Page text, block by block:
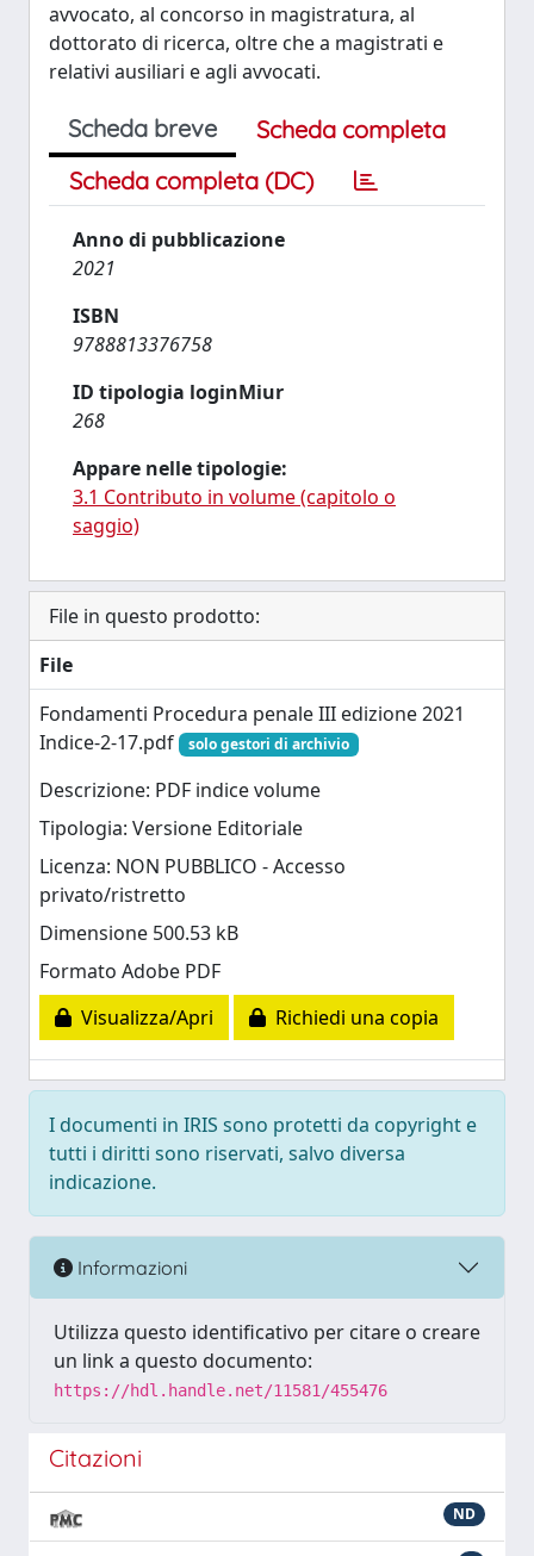
avvocato, al concorso in magistratura, al
dottorato di ricerca, oltre che a magistrati e
relativi ausiliari e agli avvocati.
Scheda breve
Scheda completa
Scheda completa (DC)
Anno di pubblicazione
2021
ISBN
9788813376758
ID tipologia loginMiur
268
Appare nelle tipologie:
3.1 Contributo in volume (capitolo o
saggio)
File in questo prodotto:
File
Fondamenti Procedura penale III edizione 2021
Indice-2-17.pdf
solo gestori di archivio
Descrizione: PDF indice volume
Tipologia: Versione Editoriale
Licenza: NON PUBBLICO - Accesso
privato/ristretto
Dimensione 500.53 kB
Formato Adobe PDF
Visualizza/Apri
Richiedi una copia
I documenti in IRIS sono protetti da copyright e
tutti i diritti sono riservati, salvo diversa
indicazione.
Informazioni
Utilizza questo identificativo per citare o creare
un link a questo documento:
https://hdl.handle.net/11581/455476
Citazioni
ND